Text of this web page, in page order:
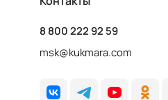
8 800 222 92 59
msk@kukmara.com